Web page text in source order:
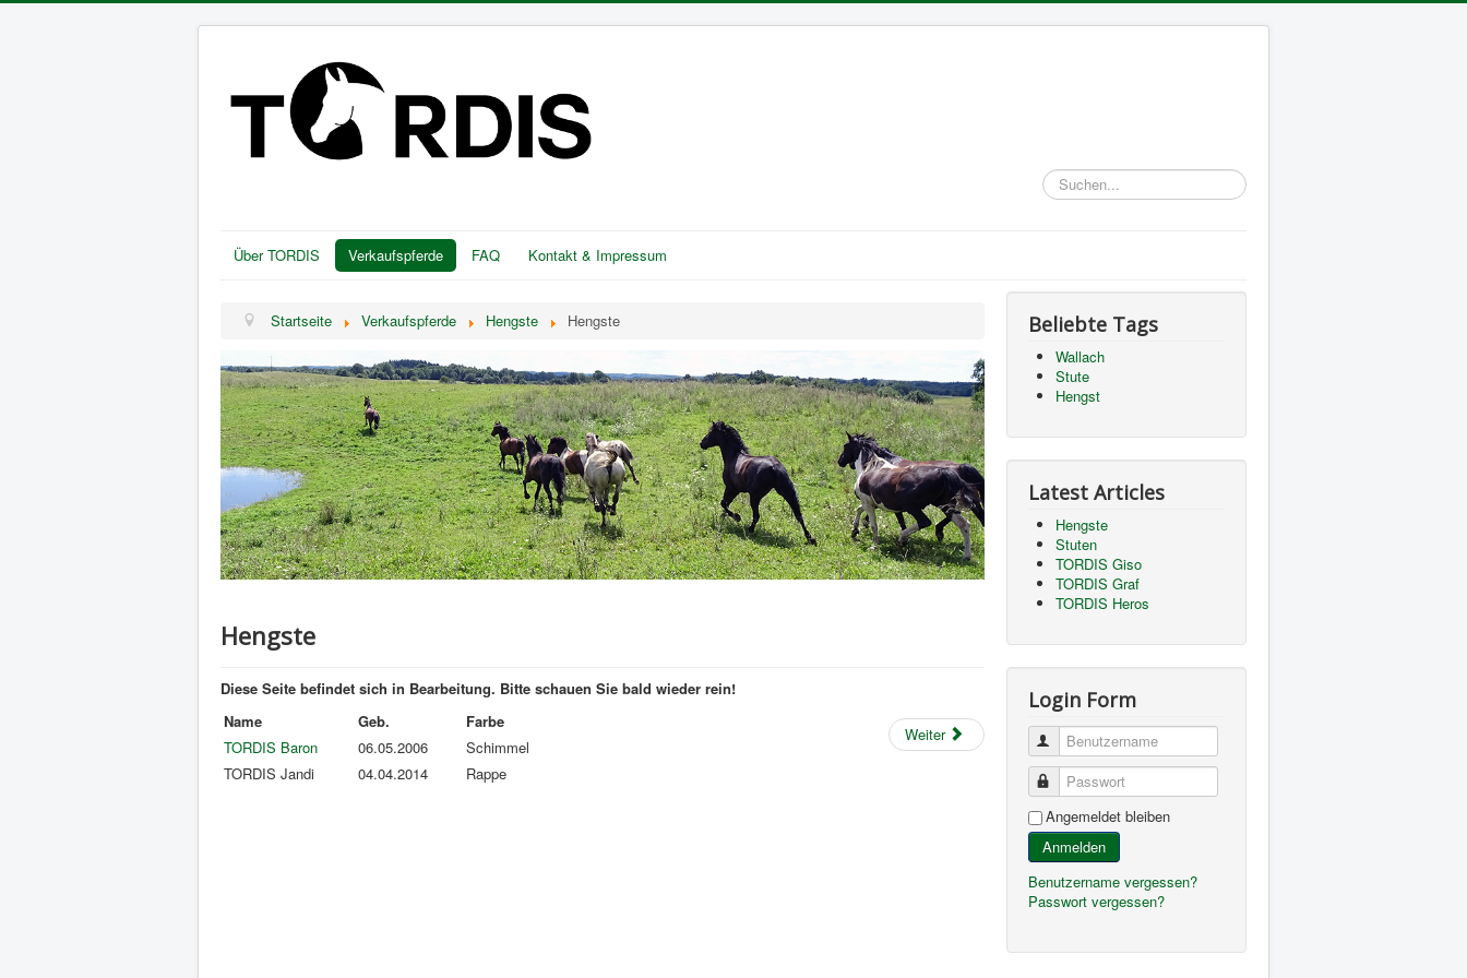
Suchen...
Über TORDIS Verkaufspferde FAQ Kontakt & Impressum
Startseite Verkaufspferde Hengste Hengste
Hengste
Diese Seite befindet sich in Bearbeitung. Bitte schauen Sie bald wieder rein!
Name
Geb.
Farbe
TORDIS Baron
06.05.2006
Schimmel
TORDIS Jandi
04.04.2014 Rappe
Weiter
Beliebte Tags
Wallach
Stute
Hengst
Latest Articles
Hengste
Stuten
TORDIS Giso
TORDIS Graf
TORDIS Heros
Login Form
Benutzername
Passwort
Angemeldet bleiben
Anmelden
Benutzername vergessen?
Passwort vergessen?